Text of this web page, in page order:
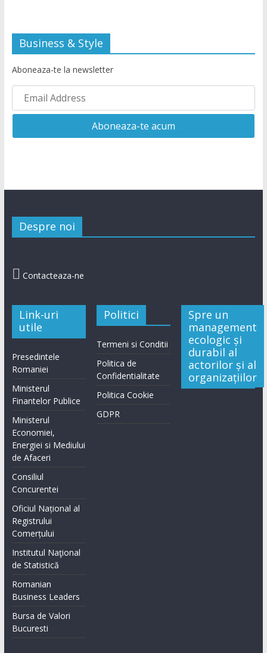
Business & Style
Aboneaza-te la newsletter
Despre noi
 Contacteaza-ne
Link-uri
utile
Presedintele
Romaniei
Ministerul
Finantelor Publice
Ministerul
Economiei,
Energiei si Mediului
de Afaceri
Consiliul
Concurentei
Oficiul Național al
Registrului
Comerțului
Institutul Naţional
de Statistică
Romanian
Business Leaders
Bursa de Valori
Bucuresti
Politici
Termeni si Conditii
Politica de
Confidentialitate
Politica Cookie
GDPR
Spre un
management
ecologic și
durabil al
actorilor și al
organizațiilor